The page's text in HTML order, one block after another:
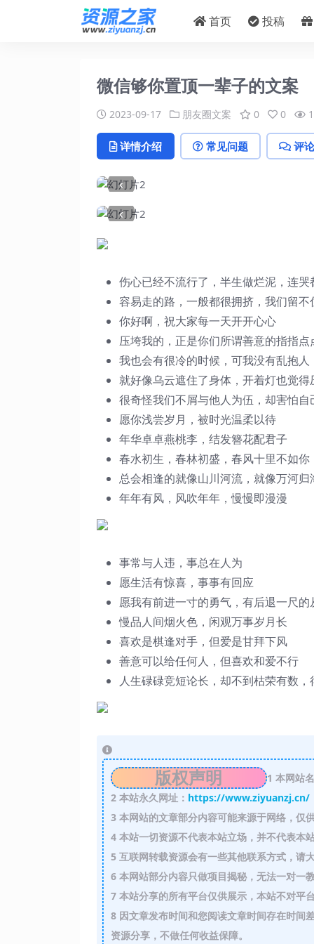
首页 投稿
微信够你置顶一辈子的文案
2023-09-17 朋友圈文案 0 0
详情介绍 常见问题 评
‹
‹
伤心已经不流行了，半生做烂泥，连哭
容易走的路，一般都很拥挤，我们留不
你好啊，祝大家每一天开开心心
压垮我的，正是你们所谓善意的指指点
我也会有很冷的时候，可我没有乱抱人
就好像乌云遮住了身体，开着灯也觉得
很奇怪我们不屑与他人为伍，却害怕自
愿你浅尝岁月，被时光温柔以待
年华卓卓燕桃李，结发簪花配君子
春水初生，春林初盛，春风十里不如你
总会相逢的就像山川河流，就像万河归
年年有风，风吹年年，慢慢即漫漫
事常与人违，事总在人为
愿生活有惊喜，事事有回应
愿我有前进一寸的勇气，有后退一尺的
慢品人间烟火色，闲观万事岁月长
喜欢是棋逢对手，但爱是甘拜下风
善意可以给任何人，但喜欢和爱不行
人生碌碌竞短论长，却不到枯荣有数，
版权声明 1 本网站
2本站永久网址： https://www.ziyuanzj.cn/
3本网站的文章部分内容可能来源于网络，仅
4本站一切资源不代表本站立场，并不代表本
5互联网转载资源会有一些其他联系方式，请
6本网站部分内容只做项目揭秘，无法一对一
7本站分享的所有平台仅供展示，本站不对平
8因文章发布时间和您阅读文章时间存在时间
资源分享，不做任何收益保障。